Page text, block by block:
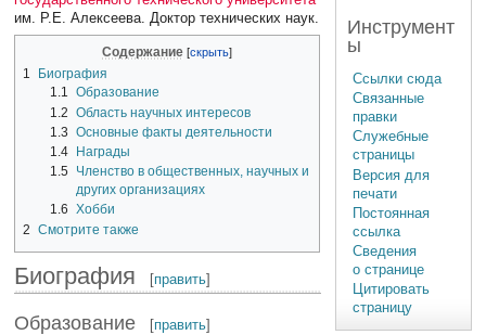
им. Р.Е. Алексеева. Доктор технических наук.
Содержание
1
Биография
1.1 Образование
1.2 Область научных интересов
1.3 Основные факты деятельности
1.4
Награды
1.5 Членство в общественных, научных и
других организациях
1.6 Хобби
2
Смотрите также
Биография [править]
Образование [править]
Инструмент
ы
Ссылки сюда
Связанные
правки
Служебные
страницы
Версия для
печати
Постоянная
ссылка
Сведения
о странице
Цитировать
страницу